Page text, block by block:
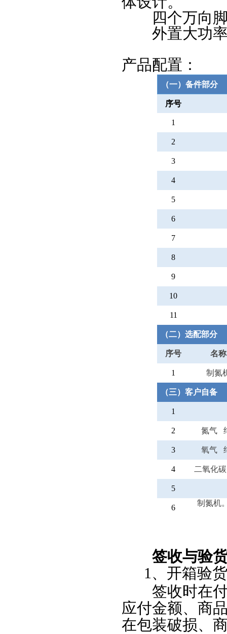
四个万向脚
外置大功率
产品配置：
（一）备件部分
序号
1
2
3
4
5
6
7
8
9
10
11
（二）选配部分
序号 名称
1 制氮
（三）客户自备
1
2 氮气
3 氧气
4 二氧化
5
6
制氮机
签收与验
1 、开箱验货
签收时在付
应付金额、商
在包装破损、